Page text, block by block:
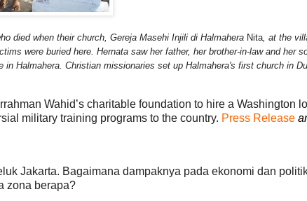
died when their church, Gereja Masehi Injili di Halmahera Nita, at the
were buried here. Hernata saw her father, her brother-in-law and her
Halmahera. Christian missionaries set up Halmahera's first church in
Wahid’s charitable foundation to hire a Washington
military training programs to the country. Press Release
Jakarta. Bagaimana dampaknya pada ekonomi dan
zona berapa?